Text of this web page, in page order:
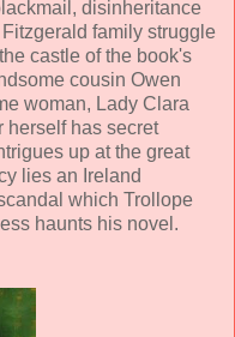
disinheritance
family struggle
castle of the book's
cousin Owen
woman, Lady Clara
herself has secret
up at the great
lies an Ireland
which Trollope
haunts his novel.